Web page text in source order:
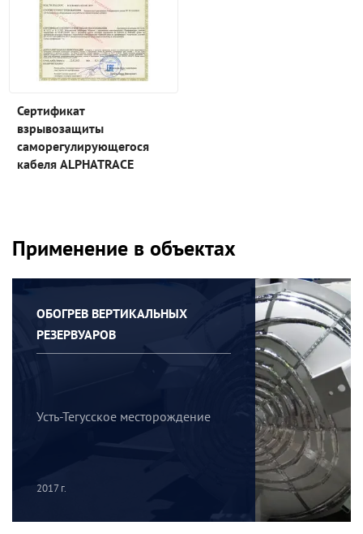
Сертификат
взрывозащиты
саморегулирующегося
кабеля ALPHATRACE
Применение в объектах
ОБОГРЕВ ВЕРТИКАЛЬНЫХ
РЕЗЕРВУАРОВ
Усть-Тегусское месторождение
2017 г.